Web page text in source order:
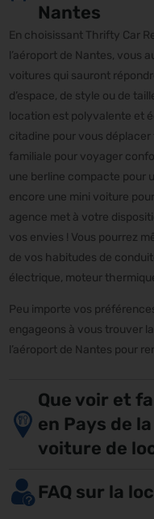
Nantes
En choisissant Thrifty Car
l’aéroport de Nantes, vous
voitures qui sauront
d’espace, de style ou de
location est polyvalente et
citadine pour vous
familiale pour voyager
une berline compacte pour
encore une mini voiture
agence met à votre
vos envies ! Vous pourrez
de vos habitudes de
électrique, moteur
Peu importe vos
engageons à vous trouver
l’aéroport de Nantes pour
Que voir et
en Pays de
voiture de
FAQ sur la